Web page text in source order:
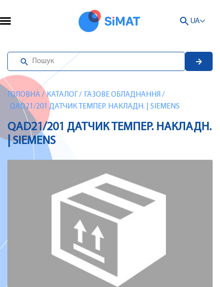
UA
ГОЛОВНА/ КАТАЛОГ / ГАЗОВЕ ОБЛАДНАННЯ /
QAD21/201 ДАТЧИК ТЕМПЕР. НАКЛАДН. | SIEMENS
QAD21/201 ДАТЧИК ТЕМПЕР. НАКЛАДН.
| SIEMENS